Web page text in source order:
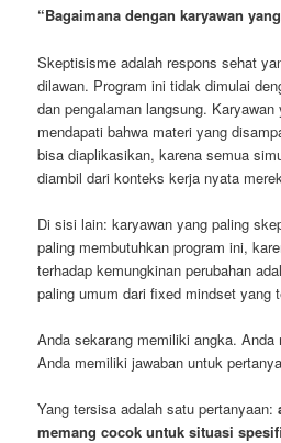
“Bagaimana dengan karyawan
Skeptisisme adalah respons sehat
dilawan. Program ini tidak dimulai
dan pengalaman langsung.
mendapati bahwa materi yang
bisa diaplikasikan, karena semua
diambil dari konteks kerja nyata
Di sisi lain: karyawan yang paling
paling membutuhkan program ini,
terhadap kemungkinan perubahan
paling umum dari fixed mindset yang
Anda sekarang memiliki angka.
Anda memiliki jawaban untuk
Yang tersisa adalah satu pertanyaan:
memang cocok untuk situasi